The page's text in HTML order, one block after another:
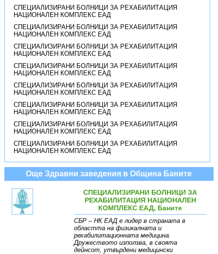
СПЕЦИАЛИЗИРАНИ БОЛНИЦИ ЗА РЕХАБИЛИТАЦИЯ
НАЦИОНАЛЕН КОМПЛЕКС ЕАД
СПЕЦИАЛИЗИРАНИ БОЛНИЦИ ЗА РЕХАБИЛИТАЦИЯ
НАЦИОНАЛЕН КОМПЛЕКС ЕАД
СПЕЦИАЛИЗИРАНИ БОЛНИЦИ ЗА РЕХАБИЛИТАЦИЯ
НАЦИОНАЛЕН КОМПЛЕКС ЕАД
СПЕЦИАЛИЗИРАНИ БОЛНИЦИ ЗА РЕХАБИЛИТАЦИЯ
НАЦИОНАЛЕН КОМПЛЕКС ЕАД
СПЕЦИАЛИЗИРАНИ БОЛНИЦИ ЗА РЕХАБИЛИТАЦИЯ
НАЦИОНАЛЕН КОМПЛЕКС ЕАД
СПЕЦИАЛИЗИРАНИ БОЛНИЦИ ЗА РЕХАБИЛИТАЦИЯ
НАЦИОНАЛЕН КОМПЛЕКС ЕАД
СПЕЦИАЛИЗИРАНИ БОЛНИЦИ ЗА РЕХАБИЛИТАЦИЯ
НАЦИОНАЛЕН КОМПЛЕКС ЕАД
СПЕЦИАЛИЗИРАНИ БОЛНИЦИ ЗА РЕХАБИЛИТАЦИЯ
НАЦИОНАЛЕН КОМПЛЕКС ЕАД
Още Здравни заведения в Община Баните
СПЕЦИАЛИЗИРАНИ БОЛНИЦИ ЗА
РЕХАБИЛИТАЦИЯ НАЦИОНАЛЕН
КОМПЛЕКС ЕАД, Баните
СБР – НК ЕАД е лидер в страната в
областта на физикалната и
рехабилитационната медицина.
Дружеството използва, в своята
дейнсот, утвърдени медицински